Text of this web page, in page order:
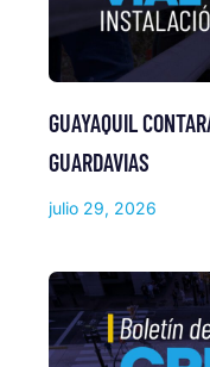
GUAYAQUIL
GUARDAVIAS
julio 29, 2026